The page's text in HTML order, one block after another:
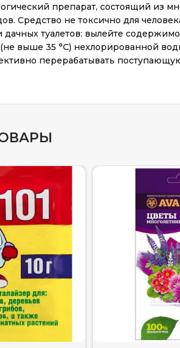
препарат, состоящий из
Средство не токсично для
туалетов: вылейте
(не выше 35 °С) нехлорированной
перерабатывать